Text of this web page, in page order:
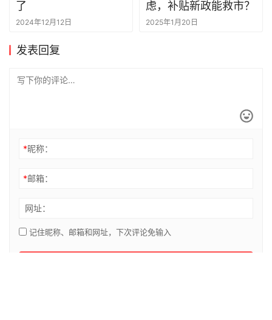
了
2024年12月12日
虑，补贴新政能救市？
2025年1月20日
发表回复
*昵称：
*邮箱：
网址：
记住昵称、邮箱和网址，下次评论免输入